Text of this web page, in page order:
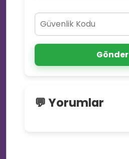
Gönder
💬 Yorumlar